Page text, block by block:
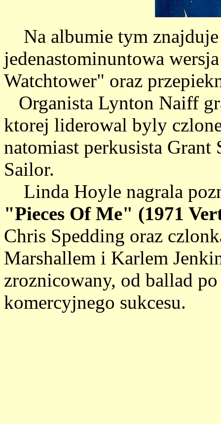
Na albumie tym znajduje
jedenastominuntowa
Watchtower" oraz
Organista Lynton Naiff
ktorej liderowal byly
natomiast perkusista
Sailor.
Linda Hoyle nagrala
"Pieces Of Me" (1971
Chris Spedding oraz
Marshallem i Karlem
zroznicowany, od ballad
komercyjnego sukcesu.